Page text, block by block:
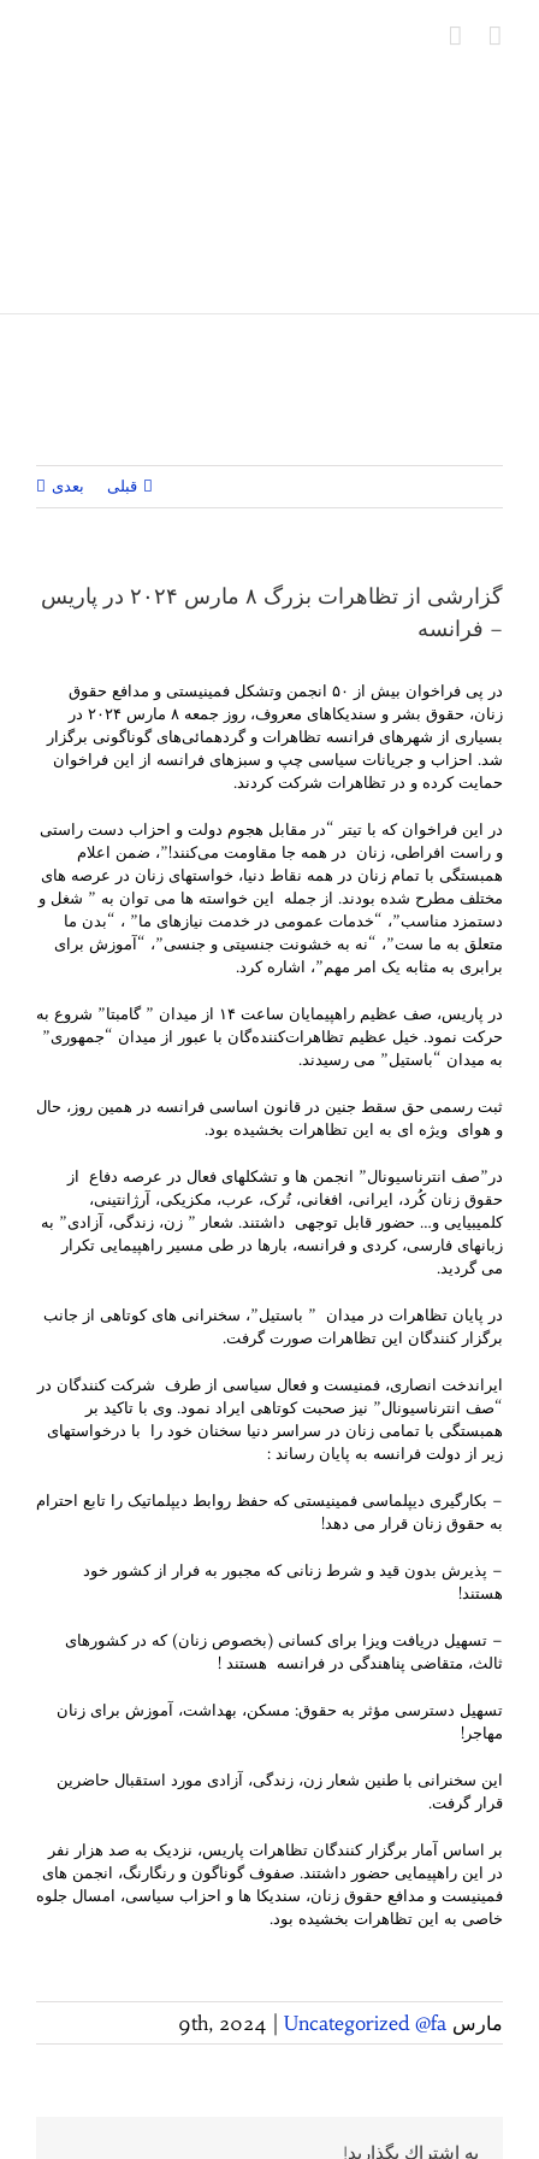
قبلی بعدی
گزارشی از تظاهرات بزرگ ٨ مارس ٢٠٢۴ در پاریس
– فرانسه
در پی فراخوان بیش از ۵٠ انجمن وتشکل فمینیستی و مدافع حقوق
زنان، حقوق بشر و سندیکاهای معروف، روز جمعه ٨ مارس ٢٠٢۴ در
بسیاری از شهرهای فرانسه تظاهرات و گردهمائی‌های گوناگونی برگزار
شد. احزاب و جریانات سیاسی چپ و سبزهای فرانسه از این فراخوان
حمایت کرده و در تظاهرات شرکت کردند.
در این فراخوان که با تیتر “در مقابل هجوم دولت و احزاب دست راستی
و راست افراطی، زنان در همه جا مقاومت می‌کنند!”، ضمن اعلام
همبستگی با تمام زنان در همه نقاط دنیا، خواستهای زنان در عرصه های
مختلف مطرح شده بودند. از جمله این خواسته ها می توان به ” شغل و
دستمزد مناسب”، “خدمات عمومی در خدمت نیازهای ما” ، “بدن ما
متعلق به ما ست”، “نه به خشونت جنسیتی و جنسی”، “آموزش برای
برابری به مثابه یک امر مهم”، اشاره کرد.
در پاریس، صف عظیم راهپیمایان ساعت ١۴ از میدان ” گامبتا” شروع به
حرکت نمود. خیل عظیم تظاهرات‌کننده‌گان با عبور از میدان “جمهوری”
به میدان “باستیل” می رسیدند.
ثبت رسمی حق سقط جنین در قانون اساسی فرانسه در همین روز، حال
و هوای ویژه ای به این تظاهرات بخشیده بود.
در”صف انترناسیونال” انجمن ها و تشکلهای فعال در عرصه دفاع از
حقوق زنان کُرد، ایرانی، افغانی، تُرک، عرب، مکزیکی، آرژانتینی،
کلمیبیایی و… حضور قابل توجهی داشتند. شعار ” زن، زندگی، آزادی” به
زبانهای فارسی، کردی و فرانسه، بارها در طی مسیر راهپیمایی تکرار
می گردید.
در پایان تظاهرات در میدان ” باستیل”، سخنرانی های کوتاهی از جانب
برگزار کنندگان این تظاهرات صورت گرفت.
ایراندخت انصاری، فمنیست و فعال سیاسی از طرف شرکت کنندگان در
“صف انترناسیونال” نیز صحبت کوتاهی ایراد نمود. وی با تاکید بر
همبستگی با تمامی زنان در سراسر دنیا سخنان خود را با درخواستهای
زیر از دولت فرانسه به پایان رساند :
– بکارگیری دیپلماسی فمینیستی که حفظ روابط دیپلماتیک را تابع احترام
به حقوق زنان قرار می دهد!
– پذیرش بدون قید و شرط زنانی که مجبور به فرار از کشور خود
هستند!
– تسهیل دریافت ویزا برای کسانی (بخصوص زنان) که در کشورهای
ثالث، متقاضی پناهندگی در فرانسه هستند !
تسهیل دسترسی مؤثر به حقوق: مسکن، بهداشت، آموزش برای زنان
مهاجر!
این سخنرانی با طنین شعار زن، زندگی، آزادی مورد استقبال حاضرین
قرار گرفت.
بر اساس آمار برگزار کنندگان تظاهرات پاریس، نزدیک به صد هزار نفر
در این راهپیمایی حضور داشتند. صفوف گوناگون و رنگارنگ، انجمن های
فمینیست و مدافع حقوق زنان، سندیکا ها و احزاب سیاسی، امسال جلوه
خاصی به این تظاهرات بخشیده بود.
مارس 9th, 2024 Uncategorized @fa
به اشتراك بگذاريد!